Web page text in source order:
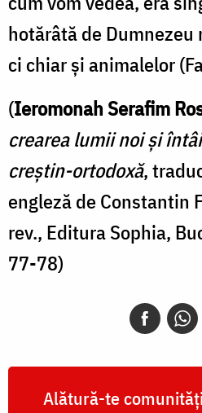
hotărâtă de
ci chiar şi animalelor
(Ieromonah Serafim
crearea lumii noi și
creștin-ortodoxă,
engleză de Constantin
rev., Editura Sophia,
77-78)
Alătură-te